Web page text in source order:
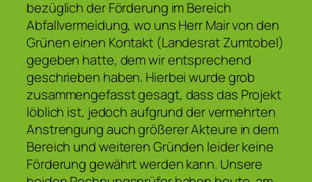
bezüglich der Förderung im Bereich
Abfallvermeidung, wo uns Herr Mair von den
Grünen einen Kontakt (Landesrat Zumtobel)
gegeben hatte, dem wir entsprechend
geschrieben haben. Hierbei wurde grob
zusammengefasst gesagt, dass das Projekt
löblich ist, jedoch aufgrund der vermehrten
Anstrengung auch größerer Akteure in dem
Bereich und weiteren Gründen leider keine
Förderung gewährt werden kann. Unsere